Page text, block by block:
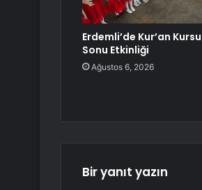
Erdemli’de Kur’an Kursu
Sonu Etkinliği
Ağustos 6, 2026
Bir yanıt yazın